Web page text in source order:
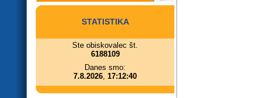
STATISTIKA
Ste obiskovalec št.
6188109
Danes smo:
7.8.2026, 17:12:40